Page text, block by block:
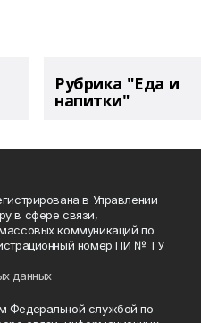
Рубрика "Еда и
напитки"
в Управлении
в сфере связи,
коммуникаций по
номер ПИ № ТУ
данных
Федеральной службой по